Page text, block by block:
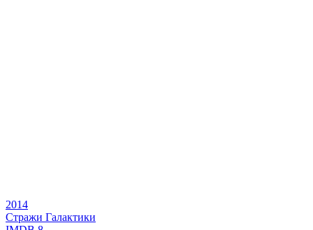
2014
Стражи Галактики